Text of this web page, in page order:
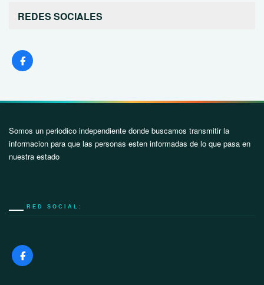
REDES SOCIALES
Somos un periodico independiente donde buscamos transmitir la
informacion para que las personas esten informadas de lo que pasa en
nuestra estado
RED SOCIAL: